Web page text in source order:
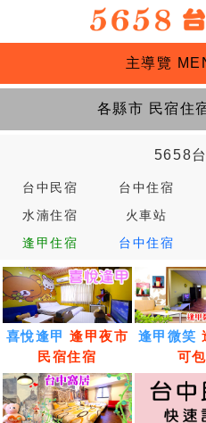
主導覽
各縣市 民宿住
5658台
台中民宿 台中住宿
水湳住宿 火車站
逢甲住宿 台中住宿
喜悅逢甲 逢甲夜市
民宿住宿
逢甲微笑
可